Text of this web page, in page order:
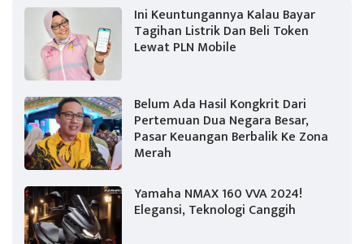
Ini Keuntungannya Kalau Bayar
Tagihan Listrik Dan Beli Token
Lewat PLN Mobile
Belum Ada Hasil Kongkrit Dari
Pertemuan Dua Negara Besar,
Pasar Keuangan Berbalik Ke Zona
Merah
Yamaha NMAX 160 VVA 2024!
Elegansi, Teknologi Canggih